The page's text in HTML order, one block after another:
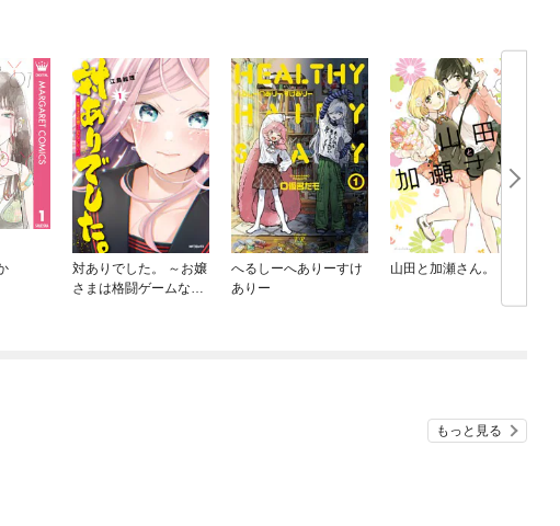
対ありでした。 ～お嬢
さまは格闘ゲームなん
へるしーへありーすけ
ありー
山田と加瀬さん。
もっと見る